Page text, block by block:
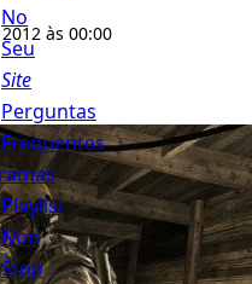
No
Seu
Site
Perguntas
Frequentes
Playlist
Non
Stop
às 00:00